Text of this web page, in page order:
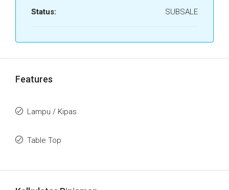
Status: SUBSALE
Features
Lampu / Kipas
Table Top